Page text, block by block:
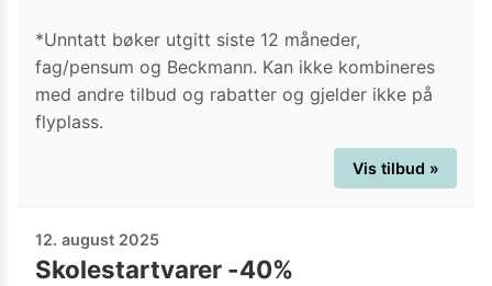
*Unntatt bøker utgitt siste 12 måneder,
fag/pensum og Beckmann. Kan ikke kombineres
med andre tilbud og rabatter og gjelder ikke på
flyplass.
Vis tilbud »
12. august 2025
Skolestartvarer -40%